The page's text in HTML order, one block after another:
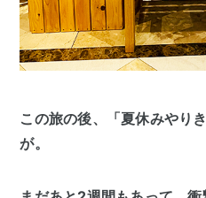
この旅の後、「夏休みやり
が。